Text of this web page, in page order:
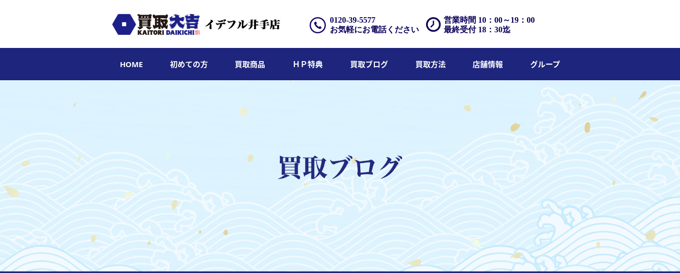
営業時間 10：00～19：00
最終受付 18：30迄
0120-39-5577
お気軽にお電話ください
HOME 初めての方 買取商品 ＨＰ特典 買取ブログ 買取方法 店舗情報 グループ